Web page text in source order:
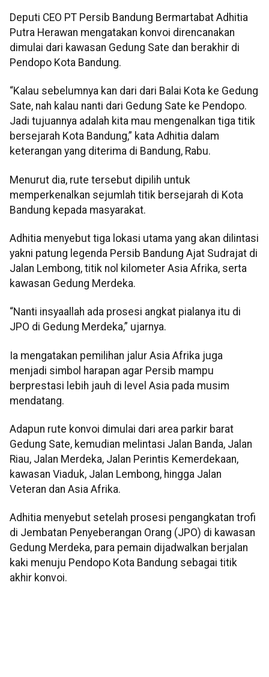
Deputi CEO PT Persib Bandung Bermartabat Adhitia
Putra Herawan mengatakan konvoi direncanakan
dimulai dari kawasan Gedung Sate dan berakhir di
Pendopo Kota Bandung.
“Kalau sebelumnya kan dari dari Balai Kota ke Gedung
Sate, nah kalau nanti dari Gedung Sate ke Pendopo.
Jadi tujuannya adalah kita mau mengenalkan tiga titik
bersejarah Kota Bandung,” kata Adhitia dalam
keterangan yang diterima di Bandung, Rabu.
Menurut dia, rute tersebut dipilih untuk
memperkenalkan sejumlah titik bersejarah di Kota
Bandung kepada masyarakat.
Adhitia menyebut tiga lokasi utama yang akan dilintasi
yakni patung legenda Persib Bandung Ajat Sudrajat di
Jalan Lembong, titik nol kilometer Asia Afrika, serta
kawasan Gedung Merdeka.
“Nanti insyaallah ada prosesi angkat pialanya itu di
JPO di Gedung Merdeka,” ujarnya.
Ia mengatakan pemilihan jalur Asia Afrika juga
menjadi simbol harapan agar Persib mampu
berprestasi lebih jauh di level Asia pada musim
mendatang.
Adapun rute konvoi dimulai dari area parkir barat
Gedung Sate, kemudian melintasi Jalan Banda, Jalan
Riau, Jalan Merdeka, Jalan Perintis Kemerdekaan,
kawasan Viaduk, Jalan Lembong, hingga Jalan
Veteran dan Asia Afrika.
Adhitia menyebut setelah prosesi pengangkatan trofi
di Jembatan Penyeberangan Orang (JPO) di kawasan
Gedung Merdeka, para pemain dijadwalkan berjalan
kaki menuju Pendopo Kota Bandung sebagai titik
akhir konvoi.